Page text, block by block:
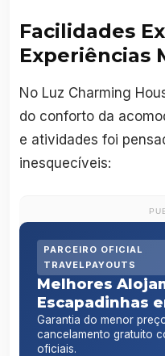
Facilidades
Experiências
No Luz Charming
do conforto da
e atividades foi
inesquecíveis:
PARCEIRO OFICIAL
TRAVELPAYOUTS
Melhores
Escapadinhas
Garantia do menor
cancelamento gratuito
oficiais.